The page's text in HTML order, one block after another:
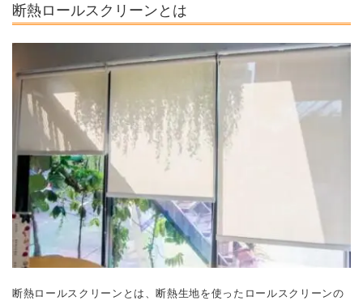
断熱ロールスクリーンとは
断熱ロールスクリーンとは、断熱生地を使ったロールスクリーンの